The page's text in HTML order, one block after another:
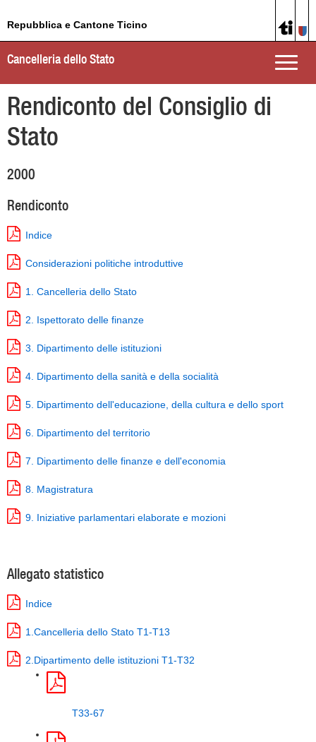
Repubblica e Cantone Ticino
Toggle
Cancelleria dello Stato
Rendiconto del Consiglio di
Stato
2000
Rendiconto
Indice
Considerazioni politiche introduttive
1. Cancelleria dello Stato
2. Ispettorato delle finanze
3. Dipartimento delle istituzioni
4. Dipartimento della sanità e della socialità
5. Dipartimento dell'educazione, della cultura e dello sport
6. Dipartimento del territorio
7. Dipartimento delle finanze e dell'economia
8. Magistratura
9. Iniziative parlamentari elaborate e mozioni
Allegato statistico
Indice
1.Cancelleria dello Stato T1-T13
2.Dipartimento delle istituzioni T1-T32
T33-67